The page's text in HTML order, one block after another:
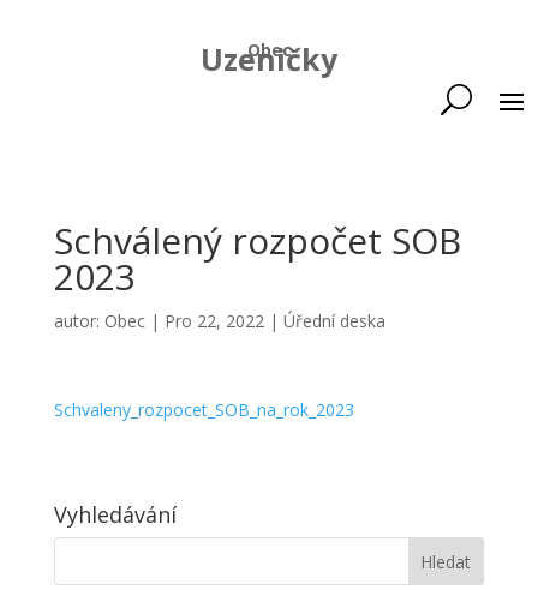
Obec
Uzeničky
Schválený rozpočet SOB
2023
autor: Obec| Pro 22, 2022| Úřední deska
Schvaleny_rozpocet_SOB_na_rok_2023
Vyhledávání